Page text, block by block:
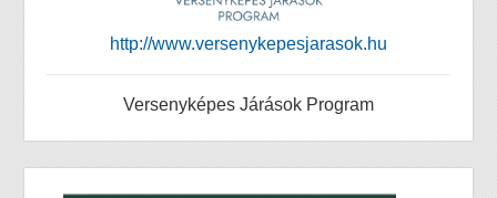
http://www.versenykepesjarasok.hu
Versenyképes Járások Program